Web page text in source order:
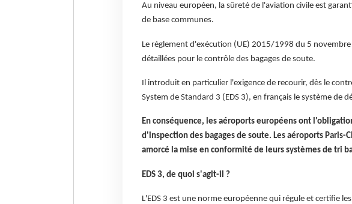
Au niveau européen, la sûreté de l'aviation civile est
de base communes.
Le règlement d'exécution (UE) 2015/1998 du 5
détaillées pour le contrôle des bagages de soute.
Il introduit en particulier l'exigence de recourir, dès le
System de Standard 3 (EDS 3), en français le système de
En conséquence, les aéroports européens ont
d'inspection des bagages de soute. Les aéroports Paris-
amorcé la mise en conformité de leurs systèmes de tri
EDS 3, de quoi s'agit-il ?
L'EDS 3 est une norme européenne qui régule et certifie